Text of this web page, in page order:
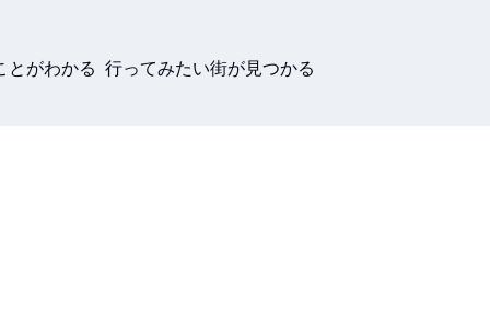
とがわかる 行ってみたい街が見つかる